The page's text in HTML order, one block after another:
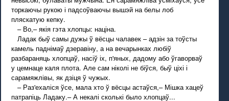
торкаючы рукою і падсоўваючы вышэй на белы лоб
пляскатую кепку.
– Во,– якія гэта хлопцы: націна.
Ладак быў самы дужы ў вёсцы чалавек – адзін за тоўсты
камель паднімаў дзеравіну, а на вечарынках любіў
разбараняць хлопцаў, насіў іх, п'яных, дадому або ўгаворваў
у цемнаце каля плота. Але сам ніколі не біўся, быў ціхі і
сарамяжлівы, як дзіця ў чужых.
– Раз'ехаліся ўсе, мала хто ў вёсцы астаўся,– Мішка хацеў
патрапіць Ладаку.– А некалі сколькі было хлопцаў...